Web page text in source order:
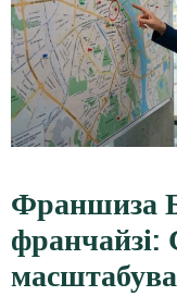
Франшиза
франчайзі: